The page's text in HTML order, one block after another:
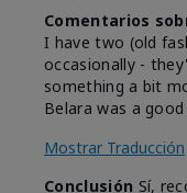
Comentarios
I have two (old
occasionally -
something a bit
Belara was a good
Mostrar Traducción
Conclusión Sí,